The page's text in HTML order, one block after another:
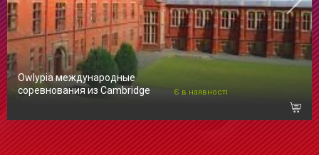
Owlypia международные
соревнования из Cambridge
Є в наявності